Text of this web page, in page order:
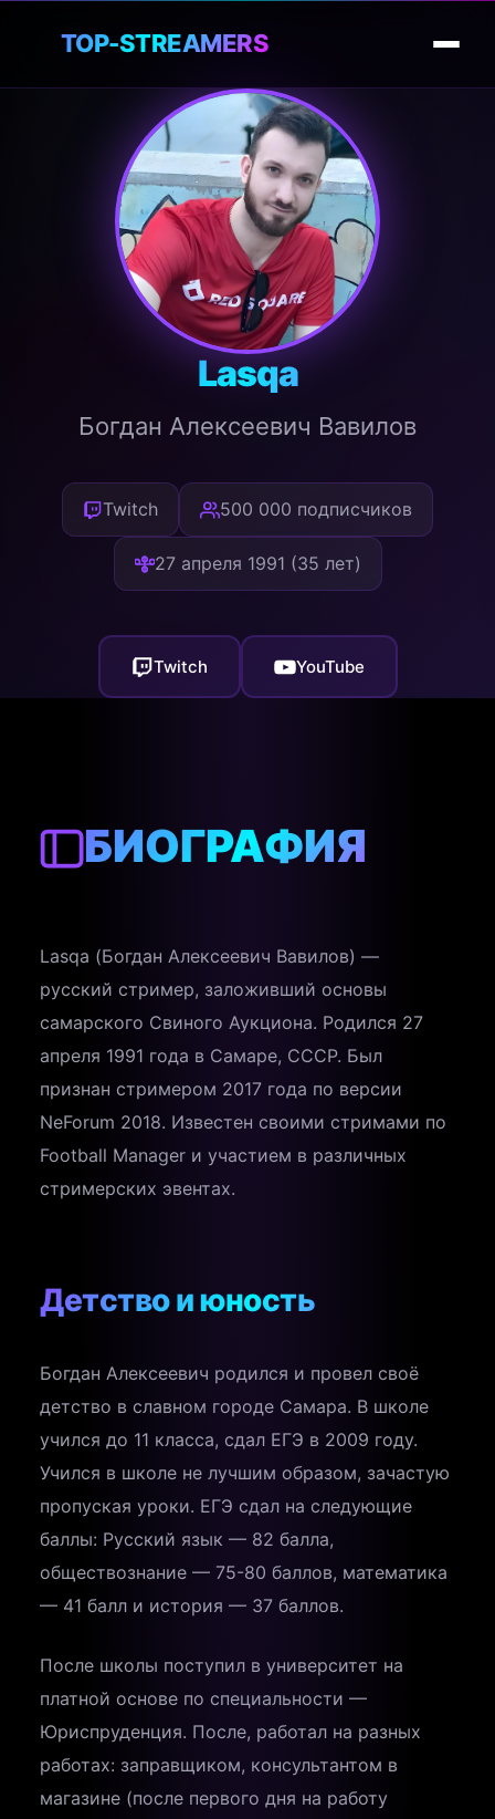
TOP-STREAMERS
Lasqa
Богдан Алексеевич Вавилов
Twitch 500 000 подписчиков
27 апреля 1991 (35 лет)
Twitch YouTube
БИОГРАФИЯ
Lasqa (Богдан Алексеевич Вавилов) —
русский стример, заложивший основы
самарского Свиного Аукциона. Родился 27
апреля 1991 года в Самаре, СССР. Был
признан стримером 2017 года по версии
NeForum 2018. Известен своими стримами по
Football Manager и участием в различных
стримерских эвентах.
Детство и юность
Богдан Алексеевич родился и провел своё
детство в славном городе Самара. В школе
учился до 11 класса, сдал ЕГЭ в 2009 году.
Учился в школе не лучшим образом, зачастую
пропуская уроки. ЕГЭ сдал на следующие
баллы: Русский язык — 82 балла,
обществознание — 75-80 баллов, математика
— 41 балл и история — 37 баллов.
После школы поступил в университет на
платной основе по специальности —
Юриспруденция. После, работал на разных
работах: заправщиком, консультантом в
магазине (после первого дня на работу